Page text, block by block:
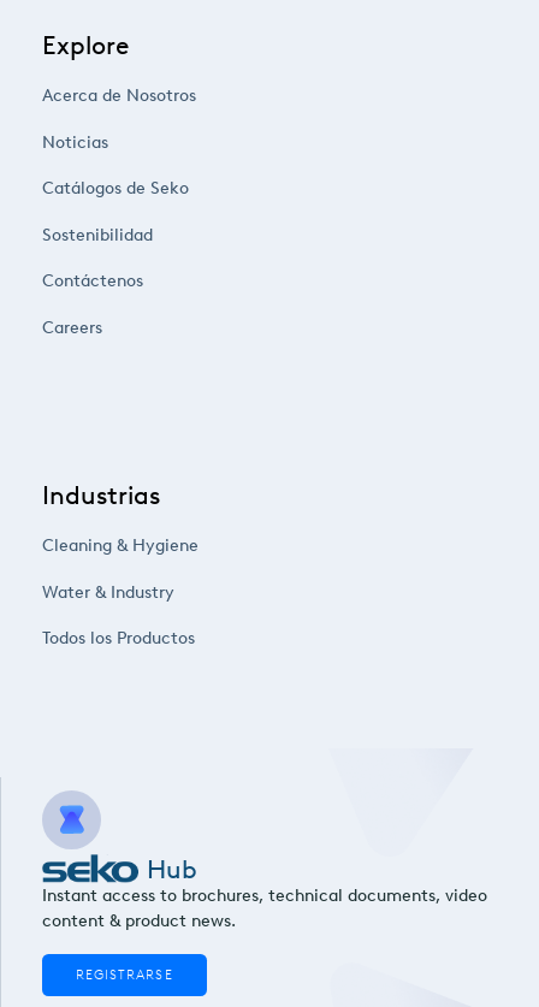
Explore
Acerca de Nosotros
Noticias
Catálogos de Seko
Sostenibilidad
Contáctenos
Careers
Industrias
Cleaning & Hygiene
Water & Industry
Todos los Productos
Hub
Instant access to brochures, technical documents, video
content & product news.
REGISTRARSE